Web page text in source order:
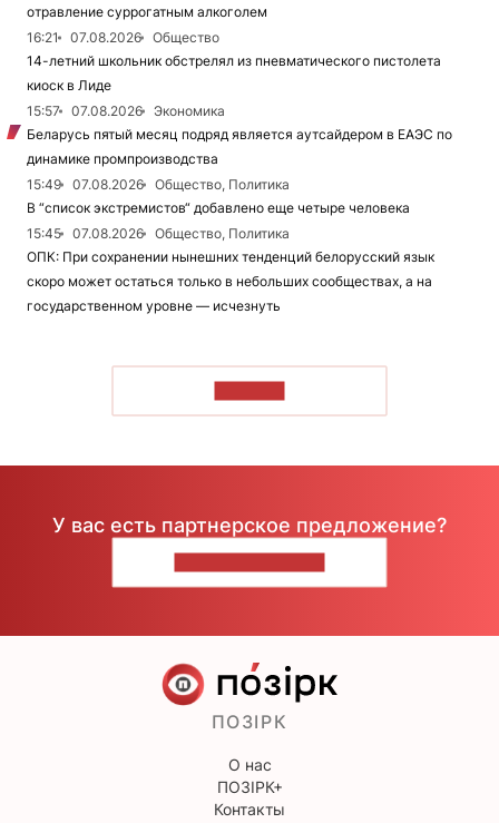
отравление суррогатным алкоголем
16:21
07.08.2026
Общество
14-летний школьник обстрелял из пневматического пистолета
киоск в Лиде
15:57
07.08.2026
Экономика
Беларусь пятый месяц подряд является аутсайдером в ЕАЭС по
динамике промпроизводства
15:49
07.08.2026
Общество, Политика
В “список экстремистов“ добавлено еще четыре человека
15:45
07.08.2026
Общество, Политика
ОПК: При сохранении нынешних тенденций белорусский язык
скоро может остаться только в небольших сообществах, а на
государственном уровне — исчезнуть
У вас есть партнерское предложение?
ПОЗІРК
О нас
ПОЗІРК+
Контакты